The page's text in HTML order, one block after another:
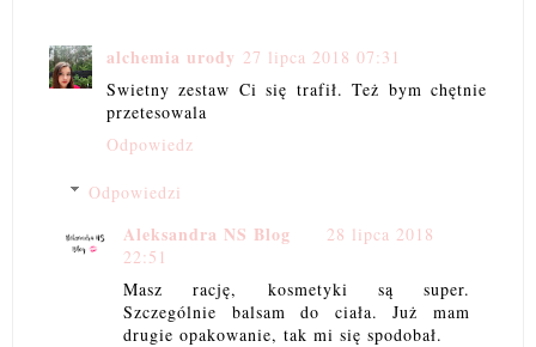
alchemia urody 27 lipca 2018 07:31
Swietny zestaw Ci się trafił. Też bym chętnie
przetesowala
Odpowiedz
Odpowiedzi
Aleksandra NS Blog
28 lipca 2018
22:51
Masz rację, kosmetyki są super.
Szczególnie balsam do ciała. Już mam
drugie opakowanie, tak mi się spodobał.